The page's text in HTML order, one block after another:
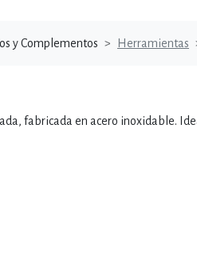
y Complementos Herramientas
fabricada en acero inoxidable.